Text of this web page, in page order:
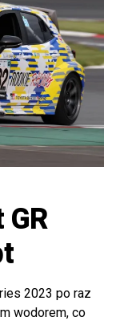
2023 po raz
wodorem, co